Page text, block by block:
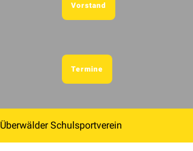
Vorstand
Termine
Überwälder Schulsportverein